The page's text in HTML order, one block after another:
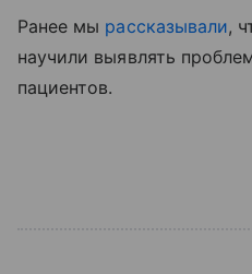
Ранее мы рассказывали,
научили выявлять
пациентов.